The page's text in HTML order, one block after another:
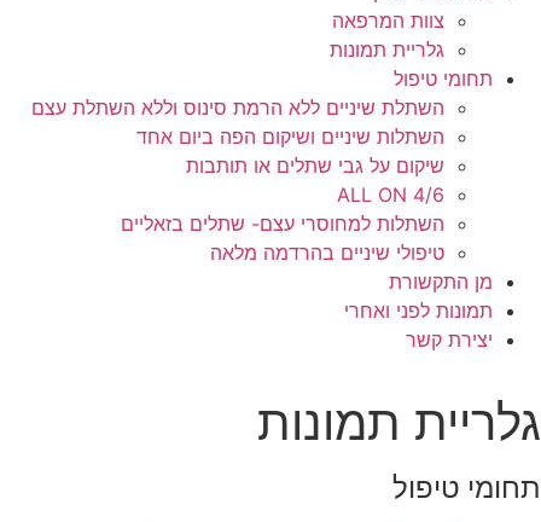
צוות המרפאה
גלריית תמונות
תחומי טיפול
השתלת שיניים ללא הרמת סינוס וללא השתלת עצם
השתלות שיניים ושיקום הפה ביום אחד
שיקום על גבי שתלים או תותבות
ALL ON 4/6
השתלות למחוסרי עצם- שתלים בזאליים
טיפולי שיניים בהרדמה מלאה
מן התקשורת
תמונות לפני ואחרי
יצירת קשר
גלריית תמונות
תחומי טיפול